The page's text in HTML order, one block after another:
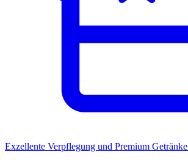
Exzellente Verpflegung und Premium Getränke